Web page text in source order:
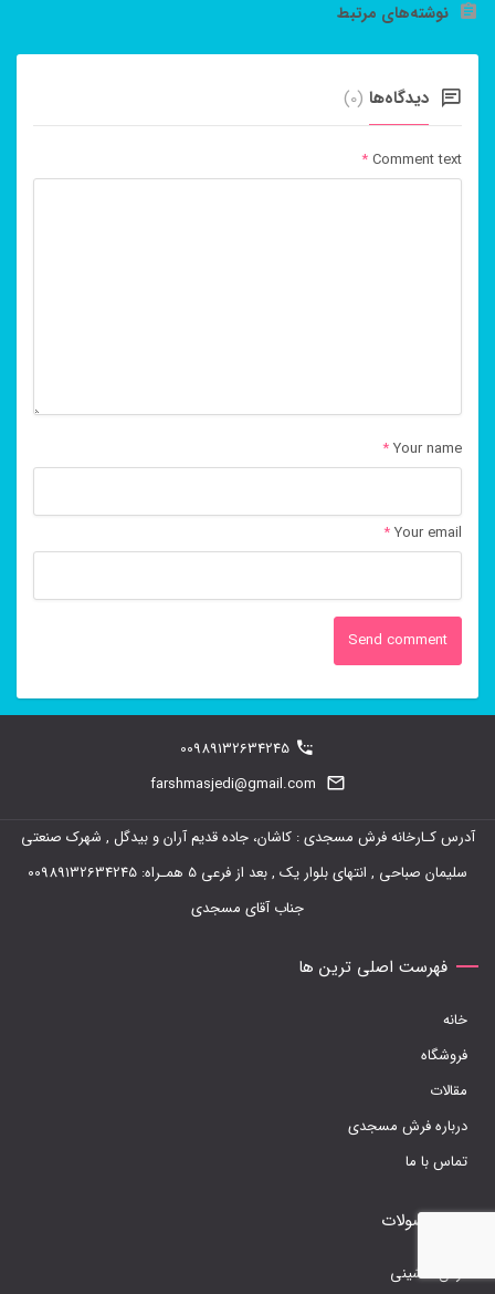
نوشته‌های مرتبط
دیدگاه‌ها (0)
Comment text
*
Your name
*
Your email
*
00989132634245
farshmasjedi@gmail.com
آدرس کـارخانه فرش مسجدی : کاشان، جاده قدیم آران و بیدگل , شهرک صنعتی
سلیمان صباحی , انتهای بلوار یک , بعد از فرعی 5 همـراه: 00989132634245
جناب آقای مسجدی
فهرست اصلی ترین ها
خانه
فروشگاه
مقالات
درباره فرش مسجدی
تماس با ما
محصولات
فرش ماشینی